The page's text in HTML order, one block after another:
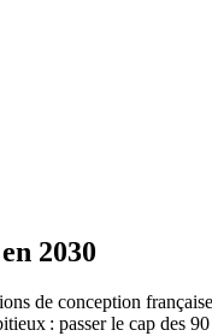
2030
de conception
: passer le cap des